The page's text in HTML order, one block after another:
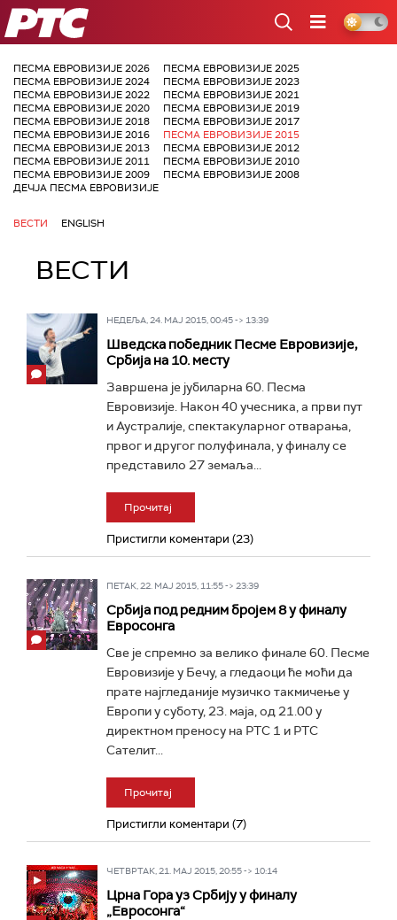
РТС
ПЕСМА ЕВРОВИЗИЈЕ 2026
ПЕСМА ЕВРОВИЗИЈЕ 2025
ПЕСМА ЕВРОВИЗИЈЕ 2024
ПЕСМА ЕВРОВИЗИЈЕ 2023
ПЕСМА ЕВРОВИЗИЈЕ 2022
ПЕСМА ЕВРОВИЗИЈЕ 2021
ПЕСМА ЕВРОВИЗИЈЕ 2020
ПЕСМА ЕВРОВИЗИЈЕ 2019
ПЕСМА ЕВРОВИЗИЈЕ 2018
ПЕСМА ЕВРОВИЗИЈЕ 2017
ПЕСМА ЕВРОВИЗИЈЕ 2016
ПЕСМА ЕВРОВИЗИЈЕ 2015
ПЕСМА ЕВРОВИЗИЈЕ 2013
ПЕСМА ЕВРОВИЗИЈЕ 2012
ПЕСМА ЕВРОВИЗИЈЕ 2011
ПЕСМА ЕВРОВИЗИЈЕ 2010
ПЕСМА ЕВРОВИЗИЈЕ 2009
ПЕСМА ЕВРОВИЗИЈЕ 2008
ДЕЧЈА ПЕСМА ЕВРОВИЗИЈЕ
ВЕСТИ ENGLISH
ВЕСТИ
НЕДЕЉА, 24. МАЈ 2015, 00:45 -> 13:39
Шведска победник Песме Евровизије,
Србија на 10. месту
Завршена је јубиларна 60. Песма
Евровизије. Након 40 учесника, а први пут
и Аустралије, спектакуларног отварања,
првог и другог полуфинала, у финалу се
представило 27 земаља...
Прочитај
Пристигли коментари (23)
ПЕТАК, 22. МАЈ 2015, 11:55 -> 23:39
Србија под редним бројем 8 у финалу
Евросонга
Све је спремно за велико финале 60. Песме
Евровизије у Бечу, а гледаоци ће моћи да
прате најгледаније музичко такмичење у
Европи у суботу, 23. маја, од 21.00 у
директном преносу на РТС 1 и РТС
Сателит...
Прочитај
Пристигли коментари (7)
ЧЕТВРТАК, 21. МАЈ 2015, 20:55 -> 10:14
Црна Гора уз Србију у финалу
„Евросонга“